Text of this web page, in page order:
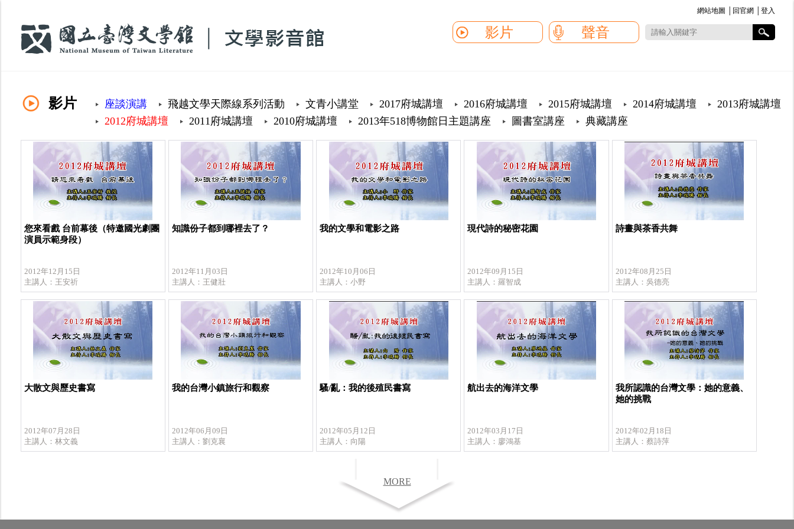
網站地圖 回官網 登入
影片 聲音
影片 座談演講 飛越文學天際線系列活動 文青小講堂 2017府城講壇 2016府城講壇 2015府城講壇 2014府城講壇
2013府城講壇
2012府城講壇
2011府城講壇 2010府城講壇 2013年518博物館日主題講座 圖書室講座 典藏講座
您來看戲 台前幕後（特邀國光劇團
演員示範身段）
2012年12月15日
主講人：王安祈
知識份子都到哪裡去了？
2012年11月03日
主講人：王健壯
我的文學和電影之路
2012年10月06日
主講人：小野
現代詩的秘密花園
2012年09月15日
主講人：羅智成
詩畫與茶香共舞
2012年08月25日
主講人：吳德亮
大散文與歷史書寫
2012年07月28日
主講人：林文義
我的台灣小鎮旅行和觀察
2012年06月09日
主講人：劉克襄
騷/亂：我的後殖民書寫
2012年05月12日
主講人：向陽
航出去的海洋文學
2012年03月17日
主講人：廖鴻基
我所認識的台灣文學：她的意義、
她的挑戰
2012年02月18日
主講人：蔡詩萍
MORE